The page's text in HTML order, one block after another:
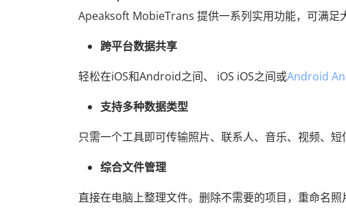
Apeaksoft MobieTrans 提供一系列实用功能，可满足
跨平台数据共享
轻松在iOS和Android之间、 iOS iOS之间或Android
支持多种数据类型
只需一个工具即可传输照片、联系人、音乐、视频、短
综合文件管理
直接在电脑上整理文件。删除不需要的项目，重命名